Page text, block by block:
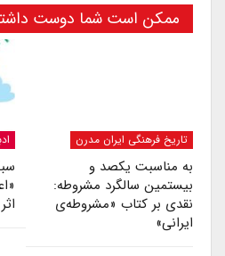
ممکن است شما دوست داشته
تاریخ فرهنگی ایران مدرن
به مناسبت یکصد و
بیستمین سالگرد مشروطه:
نقدی بر کتاب «مشروطه‌ی
ایرانی»